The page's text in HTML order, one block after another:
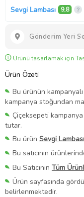
Sevgi Lambası 9,8
Gönderim Yeri
Ürünü tasarlamak için
Ürün Özeti
Bu ürünün kampanyalı
kampanya stoğundan
Çiçeksepeti kampanya
tutar.
Bu ürün Sevgi Lambası
Bu satıcının
Bu Satıcının Tüm
Ürün sayfasında
belirlenmektedir.